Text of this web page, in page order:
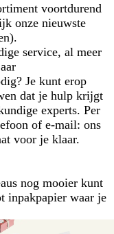
voortdurend
onze nieuwste
service, al meer
Je kunt erop
dat je hulp krijgt
experts. Per
of e-mail: ons
voor je klaar.
nog mooier kunt
inpakpapier waar je
opties